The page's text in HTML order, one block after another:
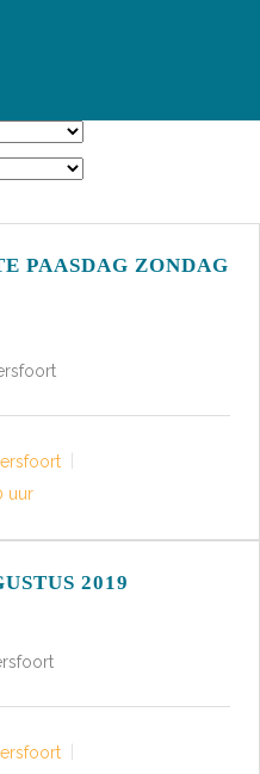
PAASDAG ZONDAG
uur
2019